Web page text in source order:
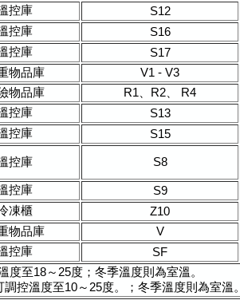
控庫
S12
控庫
S16
控庫
S17
物品庫
V1 - V3
物品庫
R1、R2、 R4
控庫 S13
控庫
S15
控庫 S8
控庫
S9
凍櫃
Z10
物品庫
V
控庫
SF
度至18～25度；冬季溫度則為室溫。
控溫度至10～25度。；冬季溫度則為室溫。